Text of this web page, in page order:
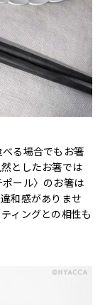
る場合でもお箸
としたお箸では
ール〉のお箸は
和感がありませ
ィングとの相性も